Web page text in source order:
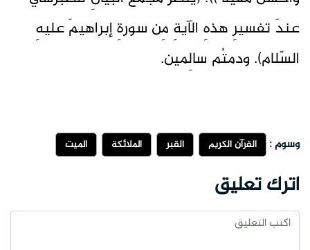
عندَ تفسيرِ هذهِ الآيةِ مِن سورةِ إبراهيمَ عليهِ
السّلام). ودمتُم سالِمين.
وسوم : القرآن الكريم القبر الملائكة الميت
اترك تعليق